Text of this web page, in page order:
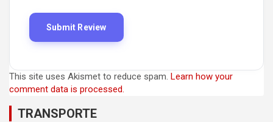
This site uses Akismet to reduce spam. Learn how your
comment data is processed.
TRANSPORTE